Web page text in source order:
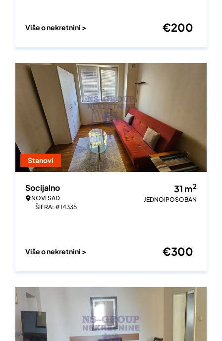
Više o nekretnini > €200
Stanovi
Socijalno
NOVI SAD
ŠIFRA: #14335
31 m2
JEDNOIPOSOBAN
Više o nekretnini > €300